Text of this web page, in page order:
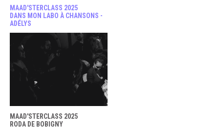
MAAD'STERCLASS 2025
DANS MON LABO À CHANSONS -
ADÉLYS
MAAD'STERCLASS 2025
RODA DE BOBIGNY